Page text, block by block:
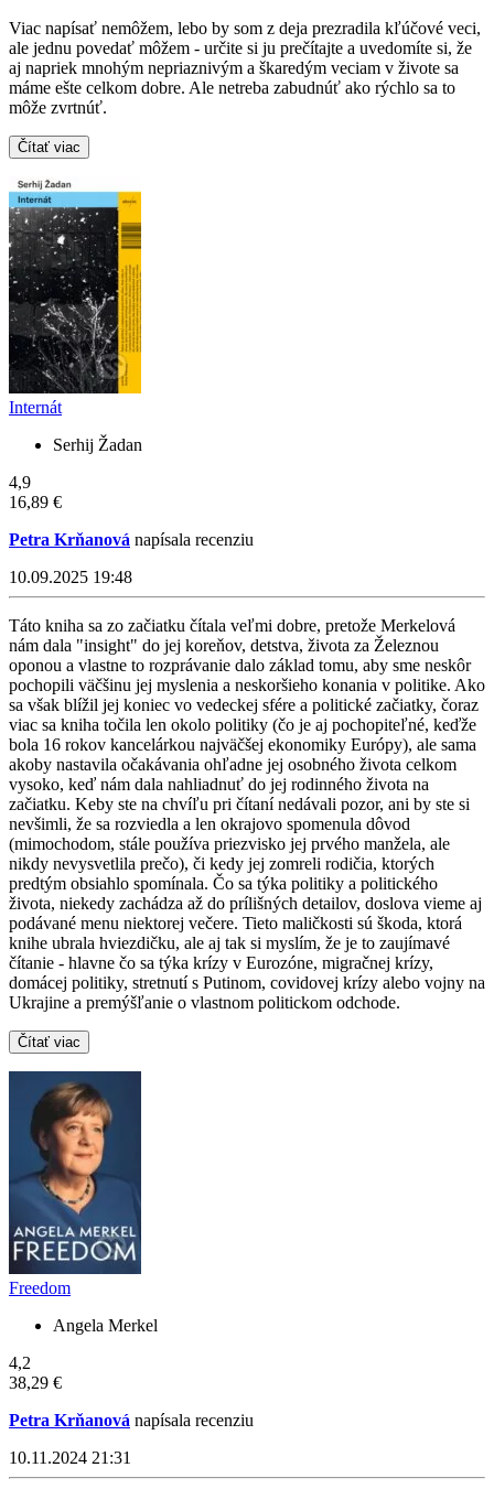
Viac napísať nemôžem, lebo by som z deja prezradila kľúčové veci,
ale jednu povedať môžem - určite si ju prečítajte a uvedomíte si, že
aj napriek mnohým nepriaznivým a škaredým veciam v živote sa
máme ešte celkom dobre. Ale netreba zabudnúť ako rýchlo sa to
môže zvrtnúť.
Čítať viac
Internát
Serhij Žadan
4,9
16,89 €
Petra Krňanová napísala recenziu
10.09.2025 19:48
Táto kniha sa zo začiatku čítala veľmi dobre, pretože Merkelová
nám dala "insight" do jej koreňov, detstva, života za Železnou
oponou a vlastne to rozprávanie dalo základ tomu, aby sme neskôr
pochopili väčšinu jej myslenia a neskoršieho konania v politike. Ako
sa však blížil jej koniec vo vedeckej sfére a politické začiatky, čoraz
viac sa kniha točila len okolo politiky (čo je aj pochopiteľné, keďže
bola 16 rokov kancelárkou najväčšej ekonomiky Európy), ale sama
akoby nastavila očakávania ohľadne jej osobného života celkom
vysoko, keď nám dala nahliadnuť do jej rodinného života na
začiatku. Keby ste na chvíľu pri čítaní nedávali pozor, ani by ste si
nevšimli, že sa rozviedla a len okrajovo spomenula dôvod
(mimochodom, stále používa priezvisko jej prvého manžela, ale
nikdy nevysvetlila prečo), či kedy jej zomreli rodičia, ktorých
predtým obsiahlo spomínala. Čo sa týka politiky a politického
života, niekedy zachádza až do prílišných detailov, doslova vieme aj
podávané menu niektorej večere. Tieto maličkosti sú škoda, ktorá
knihe ubrala hviezdičku, ale aj tak si myslím, že je to zaujímavé
čítanie - hlavne čo sa týka krízy v Eurozóne, migračnej krízy,
domácej politiky, stretnutí s Putinom, covidovej krízy alebo vojny na
Ukrajine a premýšľanie o vlastnom politickom odchode.
Čítať viac
Freedom
Angela Merkel
4,2
38,29 €
Petra Krňanová napísala recenziu
10.11.2024 21:31